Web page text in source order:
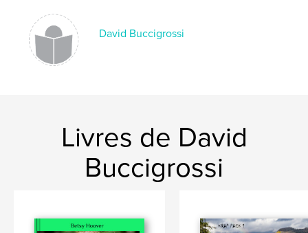
David Buccigrossi
Livres de David
Buccigrossi